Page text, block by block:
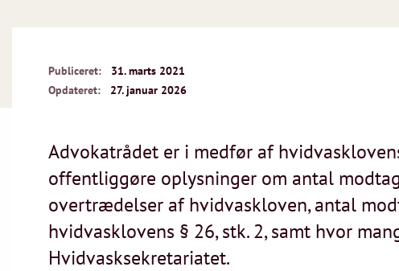
Publiceret:
31. marts 2021
Opdateret:
27. januar 2026
Advokatrådet er i medfør af
offentliggøre oplysninger om antal
overtrædelser af hvidvaskloven, antal
hvidvasklovens § 26, stk. 2, samt hvor
Hvidvasksekretariatet.